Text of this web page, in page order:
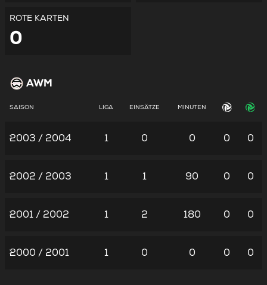
ROTE KARTEN
0
AWM
SAISON LIGA EINSÄTZE MINUTEN
2003 / 2004 1 0 0 0 0
2002 / 2003 1 1 90 0 0
2001 / 2002 1 2 180 0 0
2000 / 2001 1 0 0 0 0